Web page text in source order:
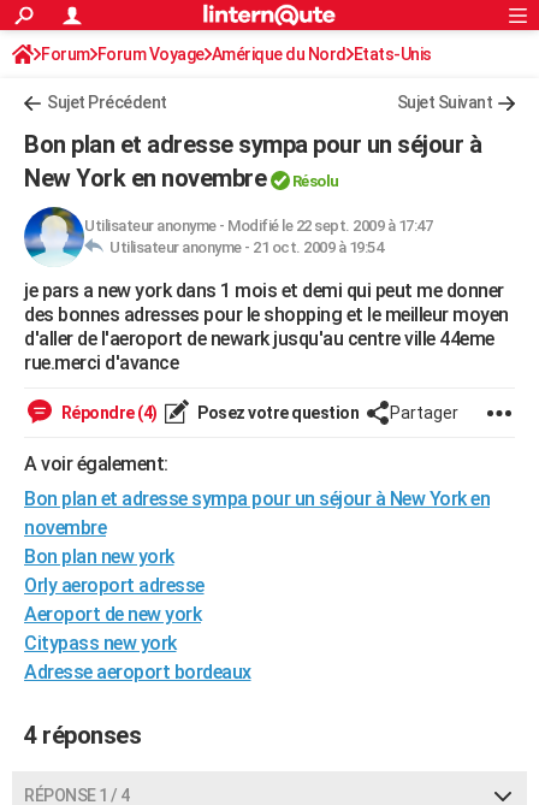
ACTUALITÉS
Politique
Société
Faits Divers
Education
Monde
Villes
+
Programme TV
TNTStreaming
Cinéma
Sorties cinéma
Musique
+FINANCE
Retraite
Impôts
Epargne
Immobilier
Risques naturels par ville
Banque
Assurance
Crédit
AUTO
Essais
Réserver un essai
Citadines
Berlines
SUV
Forum auto
HIGH-TECH
Mobiles
Meilleur smartphone
Internet
Ordinateurs
Jeux vidéo
Guide high-tech
+BRICOLAGE
Forum
Aménagement intérieur
Extérieur
Cuisine
Salle de bains
Jardinage
Rangement
WEEK-END
Guides de France
Escapades
Patrimoine
Expositions
Musées
Week-end nature
LIFESTYLE
Art de vivre
Bien-être
Loisirs
Mode
Modes de vie
SANTE
Alimentation
Guide de la santé
Maladies
Médicaments
Sommeil
VOYAGE
Destinations
City break
Voyage nature
Voyage de noces
Forum
Climat
+PHOTO
GUIDES D'ACHAT
BONS PLANS
Rechercher
S'inscrire
Connexion
Forum Forum Voyage Amérique du Nord Etats-Unis
Sujet Précédent Sujet Suivant
Bon plan et adresse sympa pour un séjour à
New York en novembre
Résolu
Utilisateur anonyme- Modifié le 22 sept. 2009 à 17:47
Utilisateur anonyme - 21 oct. 2009 à 19:54
je pars a new york dans 1 mois et demi qui peut me donner
des bonnes adresses pour le shopping et le meilleur moyen
d'aller de l'aeroport de newark jusqu'au centre ville 44eme
rue.merci d'avance
Répondre (4) Posez votre question Partager
A voir également:
Bon plan et adresse sympa pour un séjour à New York en
novembre
Bon plan new york
Orly aeroport adresse
Aeroport de new york
Citypass new york
Adresse aeroport bordeaux
4 réponses
RÉPONSE 1 / 4